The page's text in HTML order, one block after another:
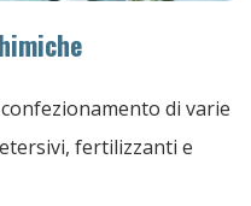
di varie
fertilizzanti e